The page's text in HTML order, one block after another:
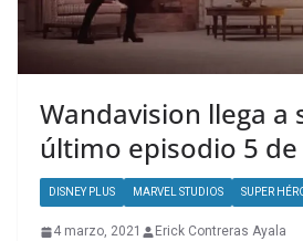
Wandavision llega a
último episodio 5 de
DISNEY PLUS MARVEL STUDIOS SUPER
4 marzo, 2021 Erick Contreras Ayala